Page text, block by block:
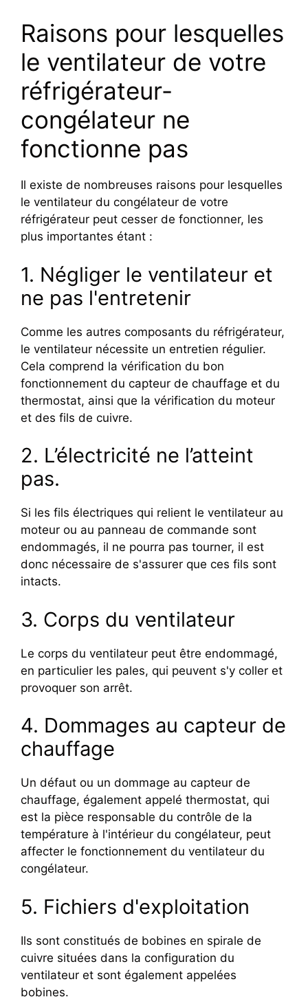
Raisons pour lesquelles
le ventilateur de votre
réfrigérateur-
congélateur ne
fonctionne pas
Il existe de nombreuses raisons pour lesquelles
le ventilateur du congélateur de votre
réfrigérateur peut cesser de fonctionner, les
plus importantes étant :
1. Négliger le ventilateur et
ne pas l'entretenir
Comme les autres composants du réfrigérateur,
le ventilateur nécessite un entretien régulier.
Cela comprend la vérification du bon
fonctionnement du capteur de chauffage et du
thermostat, ainsi que la vérification du moteur
et des fils de cuivre.
2. L’électricité ne l’atteint
pas.
Si les fils électriques qui relient le ventilateur au
moteur ou au panneau de commande sont
endommagés, il ne pourra pas tourner, il est
donc nécessaire de s'assurer que ces fils sont
intacts.
3. Corps du ventilateur
Le corps du ventilateur peut être endommagé,
en particulier les pales, qui peuvent s'y coller et
provoquer son arrêt.
4. Dommages au capteur de
chauffage
Un défaut ou un dommage au capteur de
chauffage, également appelé thermostat, qui
est la pièce responsable du contrôle de la
température à l'intérieur du congélateur, peut
affecter le fonctionnement du ventilateur du
congélateur.
5. Fichiers d'exploitation
Ils sont constitués de bobines en spirale de
cuivre situées dans la configuration du
ventilateur et sont également appelées
bobines.